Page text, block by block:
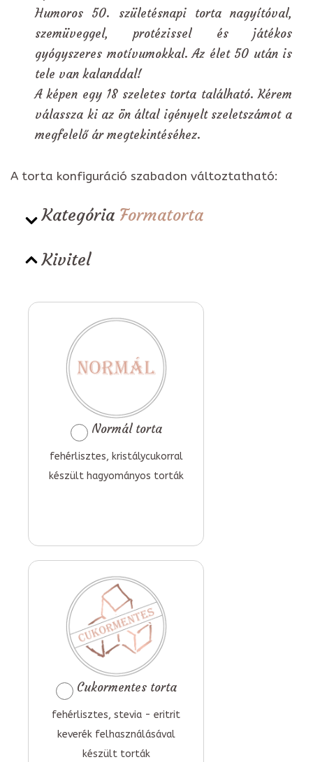
Humoros 50. születésnapi torta nagyítóval,
szemüveggel, protézissel és játékos
gyógyszeres motívumokkal. Az élet 50 után is
tele van kalanddal!
A képen egy 18 szeletes torta található. Kérem
válassza ki az ön által igényelt szeletszámot a
megfelelő ár megtekintéséhez.
A torta konfiguráció szabadon változtatható:
Kategória Formatorta
Kivitel
Normál torta
fehérlisztes, kristálycukorral
készült hagyományos torták
Cukormentes torta
fehérlisztes, stevia - eritrit
keverék felhasználásával
készült torták